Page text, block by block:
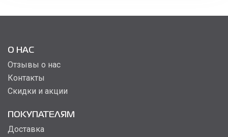
О НАС
Отзывы о нас
Контакты
Скидки и акции
ПОКУПАТЕЛЯМ
Доставка